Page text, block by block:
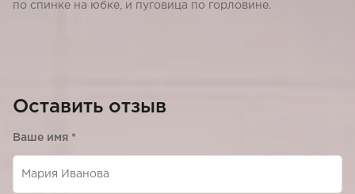
по спинке на юбке, и пуговица по горловине.
Оставить отзыв
Ваше имя *